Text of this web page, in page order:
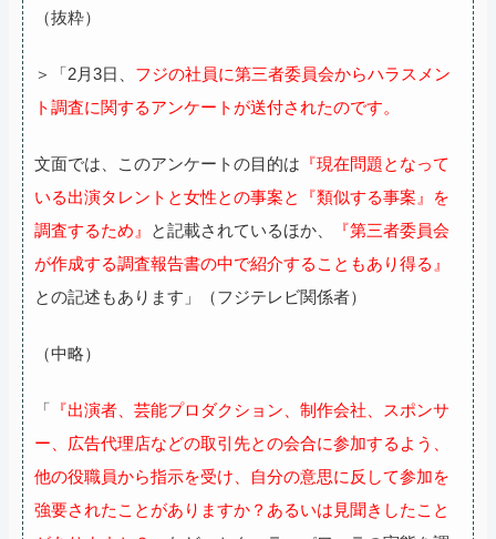
（抜粋）
＞「2月3日、 フジの社員に第三者委員会からハラスメン
ト調査に関するアンケートが送付されたのです。
文面では、このアンケートの目的は 『現在問題となって
いる出演タレントと女性との事案と『類似する事案』を
調査するため』
と記載されているほか、
『第三者委員会
が作成する調査報告書の中で紹介することもあり得る』
との記述もあります」（フジテレビ関係者）
（中略）
「 『出演者、芸能プロダクション、制作会社、スポンサ
ー、広告代理店などの取引先との会合に参加するよう、
他の役職員から指示を受け、自分の意思に反して参加を
強要されたことがありますか？あるいは見聞きしたこと